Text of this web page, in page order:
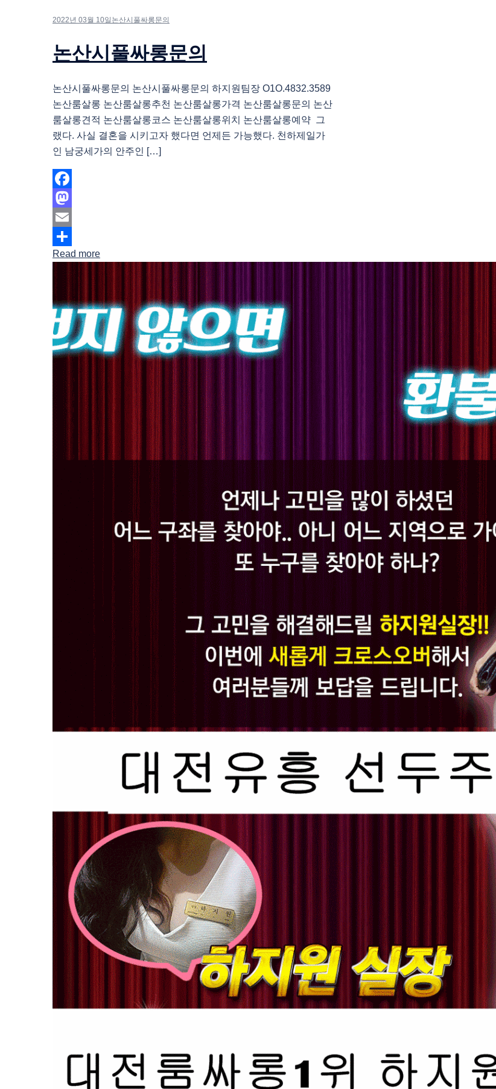
2022년 03월 10일 논산시풀싸롱문의
논산시풀싸롱문의
논산시풀싸롱문의 논산시풀싸롱문의 하지원팀장 O1O.4832.3589
논산룸살롱 논산룸살롱추천 논산룸살롱가격 논산룸살롱문의 논산
룸살롱견적 논산룸살롱코스 논산룸살롱위치 논산룸살롱예약 그
랬다. 사실 결혼을 시키고자 했다면 언제든 가능했다. 천하제일가
인 남궁세가의 안주인 […]
Facebook
Mastodon
Email
Share
Read more